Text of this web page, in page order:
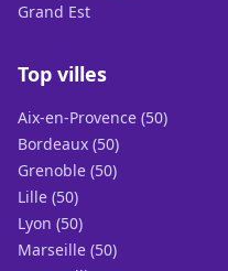
Grand Est
Top villes
Aix-en-Provence (50)
Bordeaux (50)
Grenoble (50)
Lille (50)
Lyon (50)
Marseille (50)